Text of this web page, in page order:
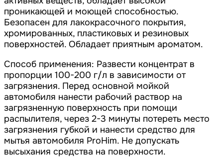
проникающей и моющей способностью.
Безопасен для лакокрасочного покрытия,
хромированных, пластиковых и резиновых
поверхностей. Обладает приятным ароматом.
Способ применения: Развести концентрат в
пропорции 100-200 г/л в зависимости от
загрязнения. Перед основной мойкой
автомобиля нанести рабочий раствор на
загрязненную поверхность при помощи
распылителя, через 2-3 минуты потереть место
загрязнения губкой и нанести средство для
мытья автомобиля ProHim. Не допускать
высыхания средства на поверхности.